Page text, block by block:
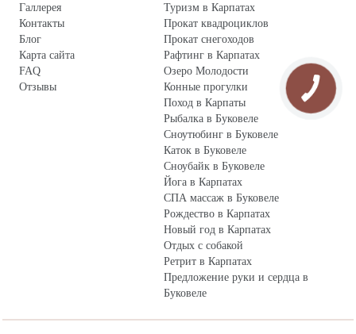
Галлерея
Контакты
Блог
Карта сайта
FAQ
Отзывы
Туризм в Карпатах
Прокат квадроциклов
Прокат снегоходов
Рафтинг в Карпатах
Озеро Молодости
Конные прогулки
Поход в Карпаты
Рыбалка в Буковеле
Сноутюбинг в Буковеле
Каток в Буковеле
Сноубайк в Буковеле
Йога в Карпатах
СПА массаж в Буковеле
Рождество в Карпатах
Новый год в Карпатах
Отдых с собакой
Ретрит в Карпатах
Предложение руки и сердца в
Буковеле